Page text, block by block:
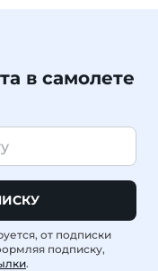
в самолете
от подписки
подписку,
.